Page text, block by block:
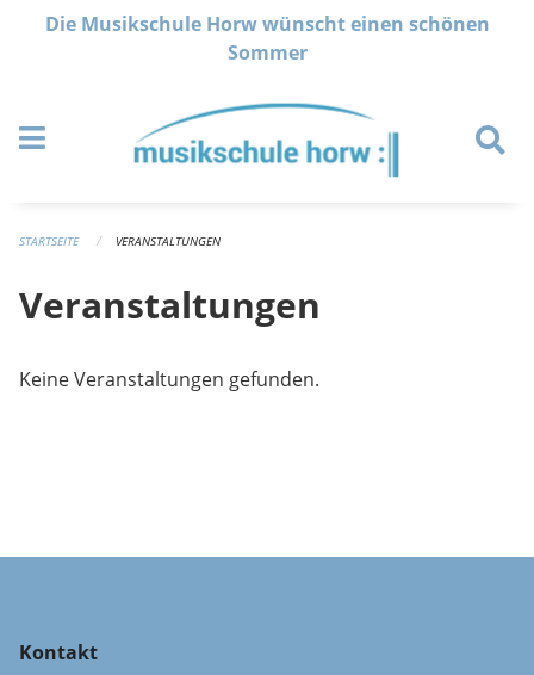
Navigation überspringen
Die Musikschule Horw wünscht einen schönen
Sommer
STARTSEITE VERANSTALTUNGEN
Veranstaltungen
Keine Veranstaltungen gefunden.
Kontakt